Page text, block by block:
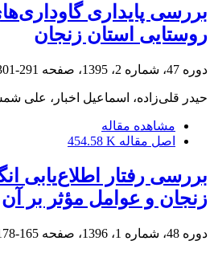
بررسی پایداری
روستایی استان زنجان
دوره 47، شماره 2، 1395، صفحه 291-301
حیدر قلی‌زاده، اسماعیل اخبار، علی
مشاهده مقاله
اصل مقاله 454.58 K
بررسی رفتار اطلاع‌یابی
زنجان و عوامل مؤثر بر آن
دوره 48، شماره 1، 1396، صفحه 165-178